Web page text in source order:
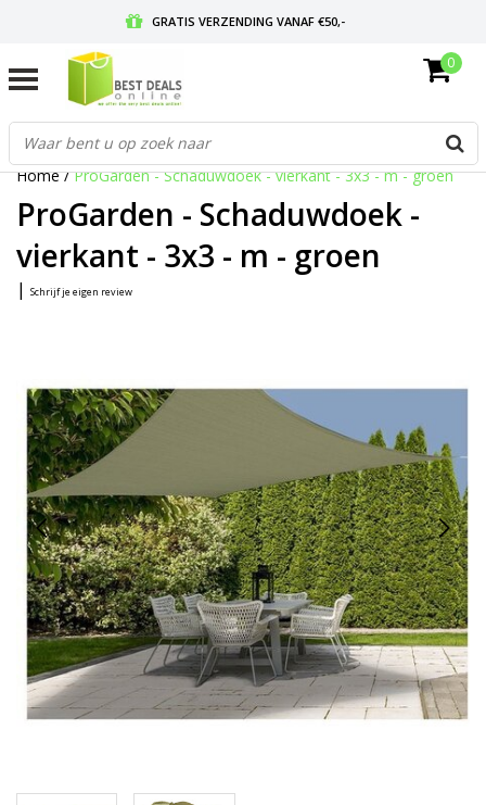
GRATIS VERZENDING VANAF €50,-
GRATIS RETOURNEREN EN 30 DAGEN BEDENKTIJD
0
Home/ProGarden - Schaduwdoek - vierkant - 3x3 - m - groen
ProGarden - Schaduwdoek -
vierkant - 3x3 - m - groen
| Schrijf je eigen review